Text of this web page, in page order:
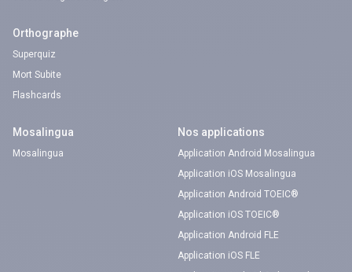
Orthographe
Superquiz
Mort Subite
Flashcards
Mosalingua
Mosalingua
Nos applications
Application Android Mosalingua
Application iOS Mosalingua
Application Android TOEIC®
Application iOS TOEIC®
Application Android FLE
Application iOS FLE